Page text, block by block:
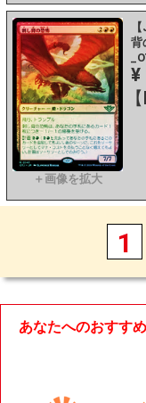
背
¥
1
あなたへのおすす